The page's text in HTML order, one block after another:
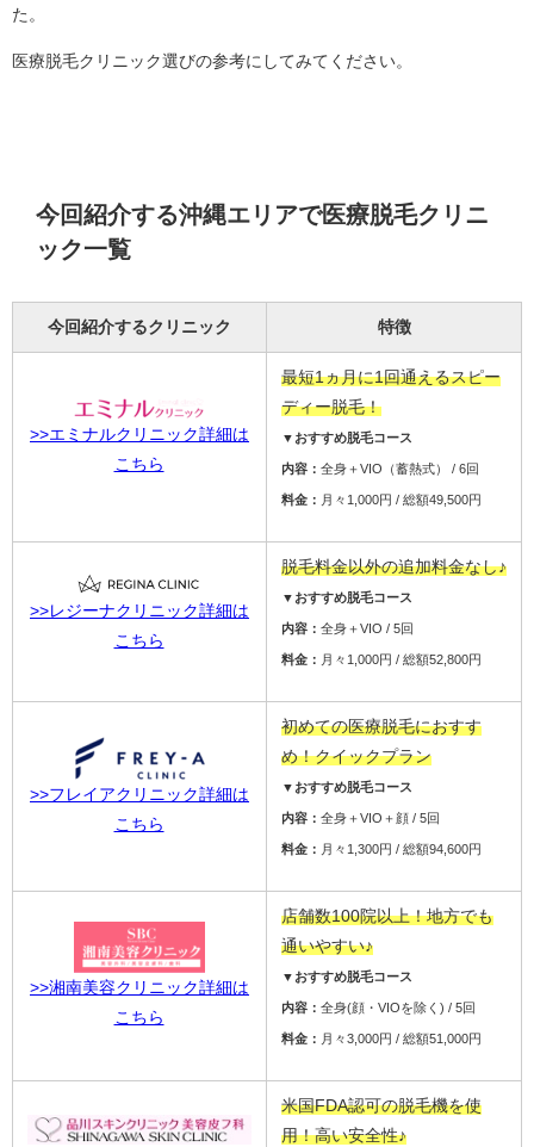
た。
医療脱毛クリニック選びの参考にしてみてください。
今回紹介する沖縄エリアで医療脱毛クリニ
ック一覧
今回紹介するクリニック 特徴
>>エミナルクリニック詳細は
こちら
最短1ヵ月に1回通えるスピー
ディー脱毛！
▼おすすめ脱毛コース
内容： 全身＋VIO（蓄熱式） / 6回
料金： 月々1,000円 / 総額49,500円
>>レジーナクリニック詳細は
こちら
脱毛料金以外の追加料金なし♪
▼おすすめ脱毛コース
内容： 全身＋VIO / 5回
料金： 月々1,000円 / 総額52,800円
>>フレイアクリニック詳細は
こちら
初めての医療脱毛におすす
め！クイックプラン
▼おすすめ脱毛コース
内容： 全身＋VIO＋顔 / 5回
料金： 月々1,300円 / 総額94,600円
>>湘南美容クリニック詳細は
こちら
店舗数100院以上！地方でも
通いやすい♪
▼おすすめ脱毛コース
内容： 全身(顔・VIOを除く) / 5回
料金： 月々3,000円 / 総額51,000円
米国FDA認可の脱毛機を使
用！高い安全性♪